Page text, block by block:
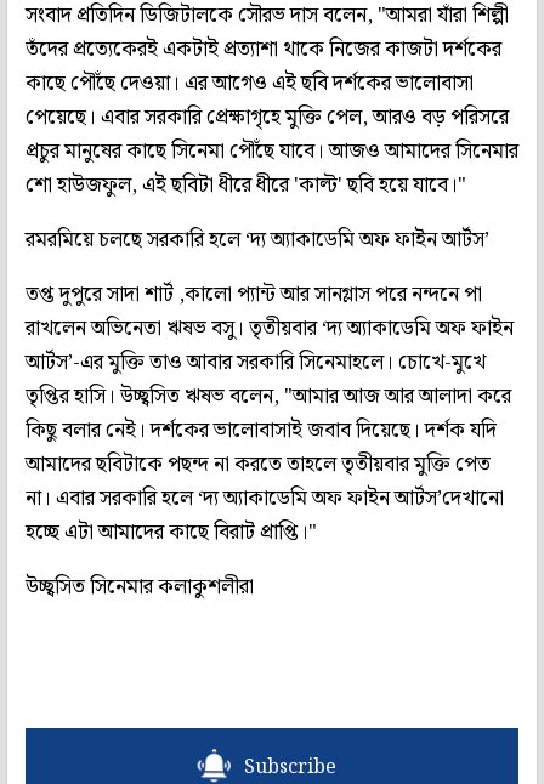
সংবাদ প্রতিদিন ডিজিটালকে সৌরভ দাস বলেন, "আমরা যাঁরা শিল্পী
তঁদের প্রত্যেকেরই একটাই প্রত্যাশা থাকে নিজের কাজটা দর্শকের
কাছে পৌঁছে দেওয়া। এর আগেও এই ছবি দর্শকের ভালোবাসা
পেয়েছে। এবার সরকারি প্রেক্ষাগৃহে মুক্তি পেল, আরও বড় পরিসরে
প্রচুর মানুষের কাছে সিনেমা পৌঁছে যাবে। আজও আমাদের সিনেমার
শো হাউজফুল, এই ছবিটা ধীরে ধীরে 'কাল্ট' ছবি হয়ে যাবে।"
রমরমিয়ে চলছে সরকারি হলে ‘দ্য অ্যাকাডেমি অফ ফাইন আর্টস’
তপ্ত দুপুরে সাদা শার্ট ,কালো প্যান্ট আর সানগ্লাস পরে নন্দনে পা
রাখলেন অভিনেতা ঋষভ বসু। তৃতীয়বার ‘দ্য অ্যাকাডেমি অফ ফাইন
আর্টস’-এর মুক্তি তাও আবার সরকারি সিনেমাহলে। চোখে-মুখে
তৃপ্তির হাসি। উচ্ছ্বসিত ঋষভ বলেন, "আমার আজ আর আলাদা করে
কিছু বলার নেই। দর্শকের ভালোবাসাই জবাব দিয়েছে। দর্শক যদি
আমাদের ছবিটাকে পছন্দ না করতে তাহলে তৃতীয়বার মুক্তি পেত
না। এবার সরকারি হলে ‘দ্য অ্যাকাডেমি অফ ফাইন আর্টস’দেখানো
হচ্ছে এটা আমাদের কাছে বিরাট প্রাপ্তি।"
উচ্ছ্বসিত সিনেমার কলাকুশলীরা
Subscribe